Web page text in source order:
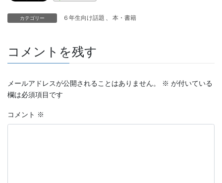
カテゴリー ６年生向け話題 、 本・書籍
コメントを残す
メールアドレスが公開されることはありません。 ※ が付いている
欄は必須項目です
コメント ※